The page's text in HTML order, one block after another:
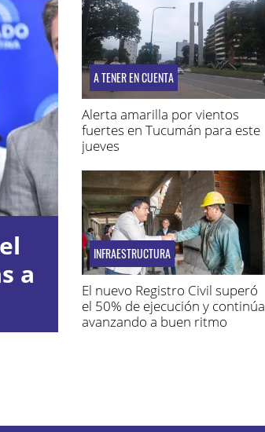
a
A TENER EN CUENTA
Alerta amarilla por vientos
fuertes en Tucumán para este
jueves
INFRAESTRUCTURA
El nuevo Registro Civil superó
el 50% de ejecución y continúa
avanzando a buen ritmo